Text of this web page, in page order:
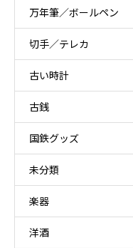
万年筆／ボールペン
切手／テレカ
古い時計
古銭
国鉄グッズ
未分類
楽器
洋酒